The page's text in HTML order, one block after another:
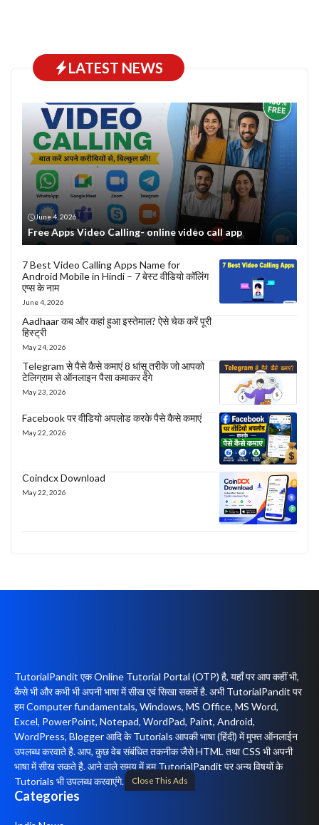
Close This Ads
LATEST NEWS
June 4, 2026
Free Apps Video Calling- online video call app
7 Best Video Calling Apps Name for
Android Mobile in Hindi – 7 बेस्ट वीडियो कॉलिंग
एप्स के नाम
June 4, 2026
Aadhaar कब और कहां हुआ इस्तेमाल? ऐसे चेक करें पूरी
हिस्ट्री
May 24, 2026
Telegram से पैसे कैसे कमाएं 8 धांसू तरीके जो आपको
टेलिग्राम से ऑनलाइन पैसा कमाकर देंगे
May 23, 2026
Facebook पर वीडियो अपलोड करके पैसे कैसे कमाएं
May 22, 2026
Coindcx Download
May 22, 2026
TutorialPandit एक Online Tutorial Portal (OTP) है, यहाँ पर आप कहीं भी,
कैसे भी और कभी भी अपनी भाषा में सीख एवं सिखा सकतें है. अभी TutorialPandit पर
हम Computer fundamentals, Windows, MS Office, MS Word,
Excel, PowerPoint, Notepad, WordPad, Paint, Android,
WordPress, Blogger आदि के Tutorials आपकी भाषा (हिंदी) में मुफ्त ऑनलाईन
उपलब्ध करवाते है. आप, कुछ वेब संबंधित तकनीक जैसे HTML तथा CSS भी अपनी
भाषा में सीख सकते है. आने वाले समय में हम TutorialPandit पर अन्य विषयों के
Tutorials भी उपलब्ध करवाएंगे.
Categories